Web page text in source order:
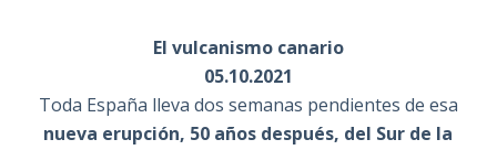
El vulcanismo canario
05.10.2021
Toda España lleva dos semanas pendientes de esa
nueva erupción, 50 años después, del Sur de la